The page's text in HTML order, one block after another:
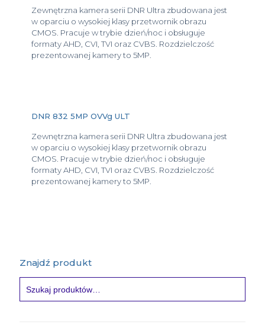
Zewnętrzna kamera serii DNR Ultra zbudowana jest
w oparciu o wysokiej klasy przetwornik obrazu
CMOS. Pracuje w trybie dzień/noc i obsługuje
formaty AHD, CVI, TVI oraz CVBS. Rozdzielczość
prezentowanej kamery to 5MP.
DNR 832 5MP OVVg ULT
Zewnętrzna kamera serii DNR Ultra zbudowana jest
w oparciu o wysokiej klasy przetwornik obrazu
CMOS. Pracuje w trybie dzień/noc i obsługuje
formaty AHD, CVI, TVI oraz CVBS. Rozdzielczość
prezentowanej kamery to 5MP.
Znajdź produkt